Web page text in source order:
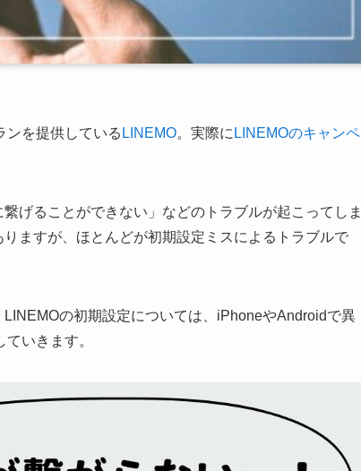
ンを提供している LINEMO。実際にLINEMOのキャンペ
げることができない」などのトラブルが起こってしま
ますが、ほとんどが初期設定ミスによるトラブルで
の初期設定については、iPhoneやAndroidで異
いきます。